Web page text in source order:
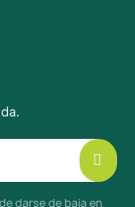
darse de baja en